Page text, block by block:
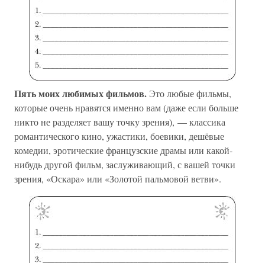
Пять моих любимых фильмов. Это любые фильмы,
которые очень нравятся именно вам (даже если больше
никто не разделяет вашу точку зрения), — классика
романтического кино, ужастики, боевики, дешёвые
комедии, эротические французские драмы или какой-
нибудь другой фильм, заслуживающий, с вашей точки
зрения, «Оскара» или «Золотой пальмовой ветви».